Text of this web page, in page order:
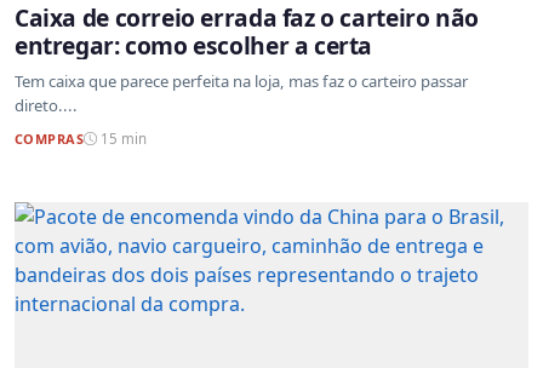
Caixa de correio errada faz o carteiro não
entregar: como escolher a certa
Tem caixa que parece perfeita na loja, mas faz o carteiro passar
direto....
COMPRAS 15 min